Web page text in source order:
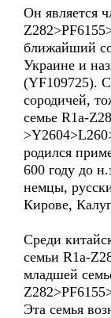
Он является
ближайший
Украине и
(YF109725).
сородичей,
семье R1a-
родился
600 году до
немцы,
Кирове,
Среди
семьи R1a-
младшей
Эта семья